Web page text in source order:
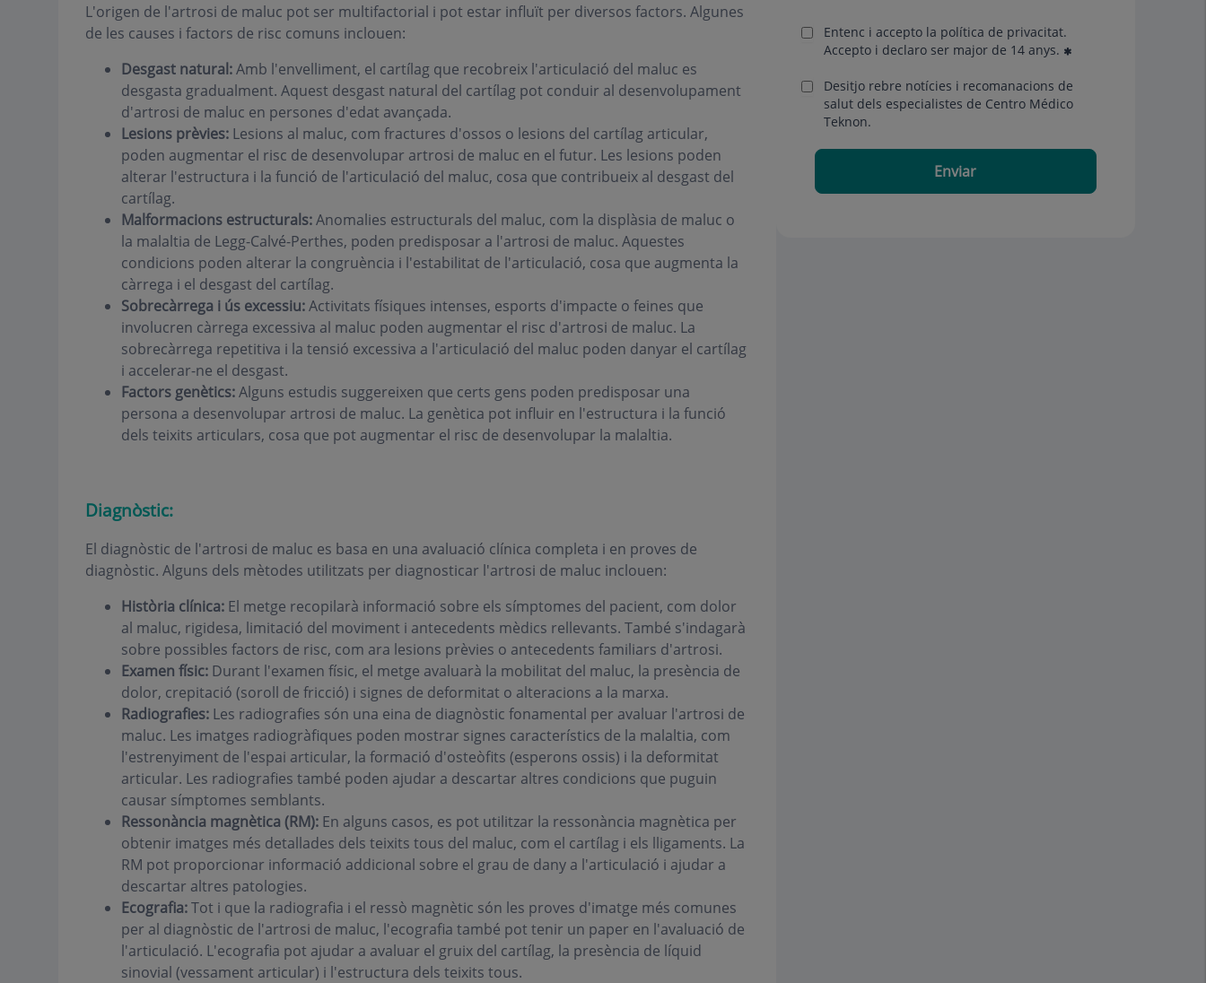
L'origen de l'artrosi de maluc pot ser multifactorial i pot estar influït per diversos factors. Algunes
de les causes i factors de risc comuns inclouen:
Desgast natural:Amb l'envelliment, el cartílag que recobreix l'articulació del maluc es
desgasta gradualment. Aquest desgast natural del cartílag pot conduir al desenvolupament
d'artrosi de maluc en persones d'edat avançada.
Lesions prèvies:Lesions al maluc, com fractures d'ossos o lesions del cartílag articular,
poden augmentar el risc de desenvolupar artrosi de maluc en el futur. Les lesions poden
alterar l'estructura i la funció de l'articulació del maluc, cosa que contribueix al desgast del
cartílag.
Malformacions estructurals:Anomalies estructurals del maluc, com la displàsia de maluc o
la malaltia de Legg-Calvé-Perthes, poden predisposar a l'artrosi de maluc. Aquestes
condicions poden alterar la congruència i l'estabilitat de l'articulació, cosa que augmenta la
càrrega i el desgast del cartílag.
Sobrecàrrega i ús excessiu:Activitats físiques intenses, esports d'impacte o feines que
involucren càrrega excessiva al maluc poden augmentar el risc d'artrosi de maluc. La
sobrecàrrega repetitiva i la tensió excessiva a l'articulació del maluc poden danyar el cartílag
i accelerar-ne el desgast.
Factors genètics:Alguns estudis suggereixen que certs gens poden predisposar una
persona a desenvolupar artrosi de maluc. La genètica pot influir en l'estructura i la funció
dels teixits articulars, cosa que pot augmentar el risc de desenvolupar la malaltia.
Diagnòstic:
El diagnòstic de l'artrosi de maluc es basa en una avaluació clínica completa i en proves de
diagnòstic. Alguns dels mètodes utilitzats per diagnosticar l'artrosi de maluc inclouen:
Història clínica:El metge recopilarà informació sobre els símptomes del pacient, com dolor
al maluc, rigidesa, limitació del moviment i antecedents mèdics rellevants. També s'indagarà
sobre possibles factors de risc, com ara lesions prèvies o antecedents familiars d'artrosi.
Examen físic:Durant l'examen físic, el metge avaluarà la mobilitat del maluc, la presència de
dolor, crepitació (soroll de fricció) i signes de deformitat o alteracions a la marxa.
Radiografies:Les radiografies són una eina de diagnòstic fonamental per avaluar l'artrosi de
maluc. Les imatges radiogràfiques poden mostrar signes característics de la malaltia, com
l'estrenyiment de l'espai articular, la formació d'osteòfits (esperons ossis) i la deformitat
articular. Les radiografies també poden ajudar a descartar altres condicions que puguin
causar símptomes semblants.
Ressonància magnètica (RM):En alguns casos, es pot utilitzar la ressonància magnètica per
obtenir imatges més detallades dels teixits tous del maluc, com el cartílag i els lligaments. La
RM pot proporcionar informació addicional sobre el grau de dany a l'articulació i ajudar a
descartar altres patologies.
Ecografia:Tot i que la radiografia i el ressò magnètic són les proves d'imatge més comunes
per al diagnòstic de l'artrosi de maluc, l'ecografia també pot tenir un paper en l'avaluació de
l'articulació. L'ecografia pot ajudar a avaluar el gruix del cartílag, la presència de líquid
sinovial (vessament articular) i l'estructura dels teixits tous.
Entenc i accepto la política de privacitat.
Accepto i declaro ser major de 14 anys.
Desitjo rebre notícies i recomanacions de
salut dels especialistes de Centro Médico
Teknon.
Enviar